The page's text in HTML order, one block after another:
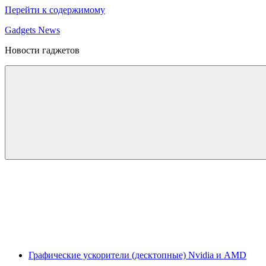
Перейти к содержимому
Gadgets News
Новости гаджетов
Графические ускорители (десктопные) Nvidia и AMD